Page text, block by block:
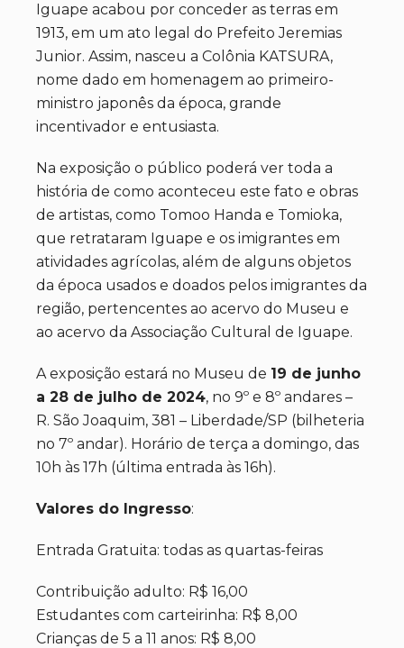
Iguape acabou por conceder as terras em
1913, em um ato legal do Prefeito Jeremias
Junior. Assim, nasceu a Colônia KATSURA,
nome dado em homenagem ao primeiro-
ministro japonês da época, grande
incentivador e entusiasta.
Na exposição o público poderá ver toda a
história de como aconteceu este fato e obras
de artistas, como Tomoo Handa e Tomioka,
que retrataram Iguape e os imigrantes em
atividades agrícolas, além de alguns objetos
da época usados e doados pelos imigrantes da
região, pertencentes ao acervo do Museu e
ao acervo da Associação Cultural de Iguape.
A exposição estará no Museu de 19 de junho
a 28 de julho de 2024, no 9º e 8º andares –
R. São Joaquim, 381 – Liberdade/SP (bilheteria
no 7º andar). Horário de terça a domingo, das
10h às 17h (última entrada às 16h).
Valores do Ingresso:
Entrada Gratuita: todas as quartas-feiras
Contribuição adulto: R$ 16,00
Estudantes com carteirinha: R$ 8,00
Crianças de 5 a 11 anos: R$ 8,00